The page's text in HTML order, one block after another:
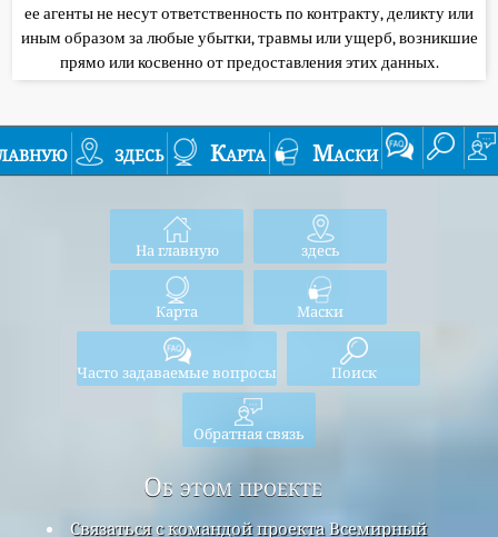
ее агенты не несут ответственность по контракту, деликту или
иным образом за любые убытки, травмы или ущерб, возникшие
прямо или косвенно от предоставления этих данных.
здесь Карта Маски
На главную здесь
Карта Маски
Часто задаваемые вопросы Поиск
Обратная связь
Об этом проекте
Связаться с командой проекта Всемирный